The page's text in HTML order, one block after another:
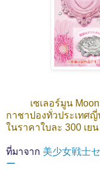
เซเลอร์มูน
กาชาปองทั่วประเทศ
ในราคาใบละ 300 เย
ที่มาจาก 美少女戦士
ー